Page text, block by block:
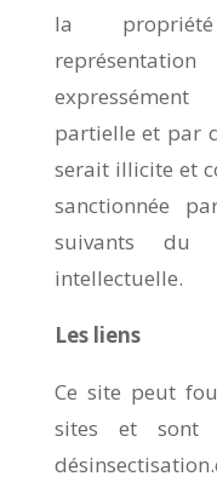
la
partielle et par
serait illicite et
sanctionnée
suivants
intellectuelle.
Les liens
Ce site peut
sites et sont